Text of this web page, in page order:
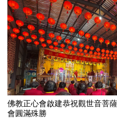
佛教正心會啟建恭祝觀世音菩
會圓滿殊勝